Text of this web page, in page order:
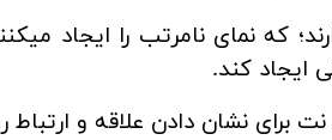
که نمای نامرتب را ایجاد
ایجاد کند.
برای نشان دادن علاقه و